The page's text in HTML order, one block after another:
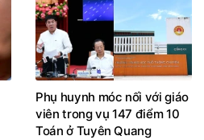
Phụ huynh móc nối với giáo
viên trong vụ 147 điểm 10
Toán ở Tuyên Quang